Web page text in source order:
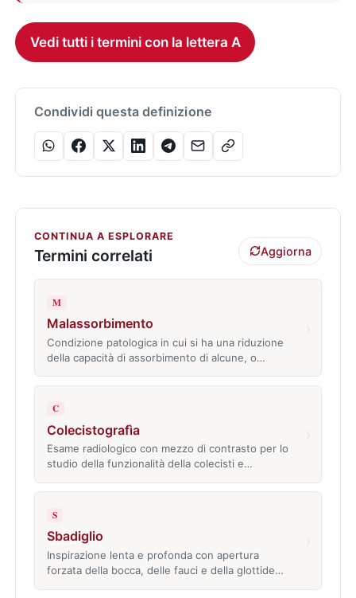
Vedi tutti i termini con la lettera A
Condividi questa definizione
CONTINUA A ESPLORARE
Termini correlati Aggiorna
M
Malassorbimento
Condizione patologica in cui si ha una riduzione
della capacità di assorbimento di alcune, o…
C
Colecistografìa
Esame radiologico con mezzo di contrasto per lo
studio della funzionalità della colecisti e…
S
Sbadiglio
Inspirazione lenta e profonda con apertura
forzata della bocca, delle fauci e della glottide…